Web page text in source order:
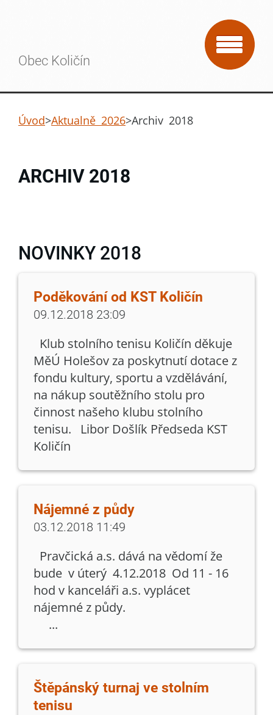
Obec Količín
Úvod>Aktualně 2026>Archiv 2018
ARCHIV 2018
NOVINKY 2018
Poděkování od KST Količín
09.12.2018 23:09
Klub stolního tenisu Količín děkuje
MěÚ Holešov za poskytnutí dotace z
fondu kultury, sportu a vzdělávání,
na nákup soutěžního stolu pro
činnost našeho klubu stolního
tenisu. Libor Došlík Předseda KST
Količín
Nájemné z půdy
03.12.2018 11:49
Pravčická a.s. dává na vědomí že
bude v úterý 4.12.2018 Od 11 - 16
hod v kanceláři a.s. vyplácet
nájemné z půdy.
...
Štěpánský turnaj ve stolním
tenisu